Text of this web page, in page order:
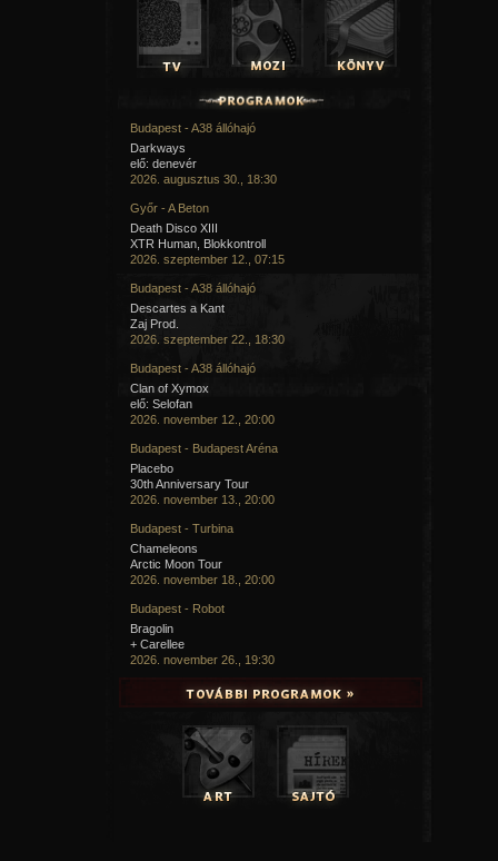
Budapest - A38 állóhajó
Darkways
elő: denevér
2026. augusztus 30., 18:30
Győr - A Beton
Death Disco XIII
XTR Human, Blokkontroll
2026. szeptember 12., 07:15
Budapest - A38 állóhajó
Descartes a Kant
Zaj Prod.
2026. szeptember 22., 18:30
Budapest - A38 állóhajó
Clan of Xymox
elő: Selofan
2026. november 12., 20:00
Budapest - Budapest Aréna
Placebo
30th Anniversary Tour
2026. november 13., 20:00
Budapest - Turbina
Chameleons
Arctic Moon Tour
2026. november 18., 20:00
Budapest - Robot
Bragolin
+ Carellee
2026. november 26., 19:30